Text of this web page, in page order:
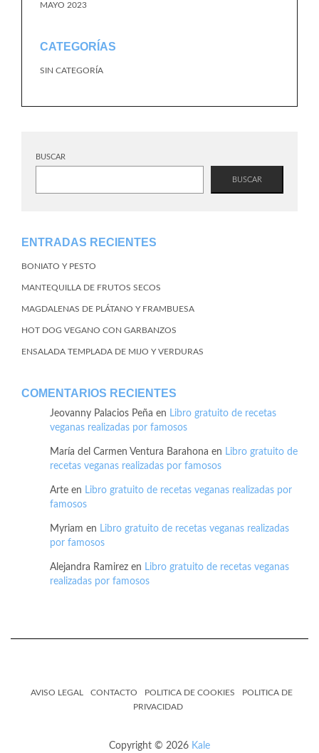
MAYO 2023
CATEGORÍAS
SIN CATEGORÍA
BUSCAR
BUSCAR
ENTRADAS RECIENTES
BONIATO Y PESTO
MANTEQUILLA DE FRUTOS SECOS
MAGDALENAS DE PLÁTANO Y FRAMBUESA
HOT DOG VEGANO CON GARBANZOS
ENSALADA TEMPLADA DE MIJO Y VERDURAS
COMENTARIOS RECIENTES
Jeovanny Palacios Peña en Libro gratuito de recetas
veganas realizadas por famosos
María del Carmen Ventura Barahona en Libro gratuito de
recetas veganas realizadas por famosos
Arte en Libro gratuito de recetas veganas realizadas por
famosos
Myriam en Libro gratuito de recetas veganas realizadas
por famosos
Alejandra Ramirez en Libro gratuito de recetas veganas
realizadas por famosos
AVISO LEGAL CONTACTO POLITICA DE COOKIES
POLITICA DE
PRIVACIDAD
Copyright © 2026 Kale